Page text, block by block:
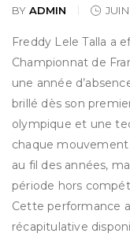
BY ADMIN
Freddy Lele Talla a
Championnat de
une année
brillé dès son
olympique et une
chaque
au fil des années,
période hors
Cette performance
récapitulative